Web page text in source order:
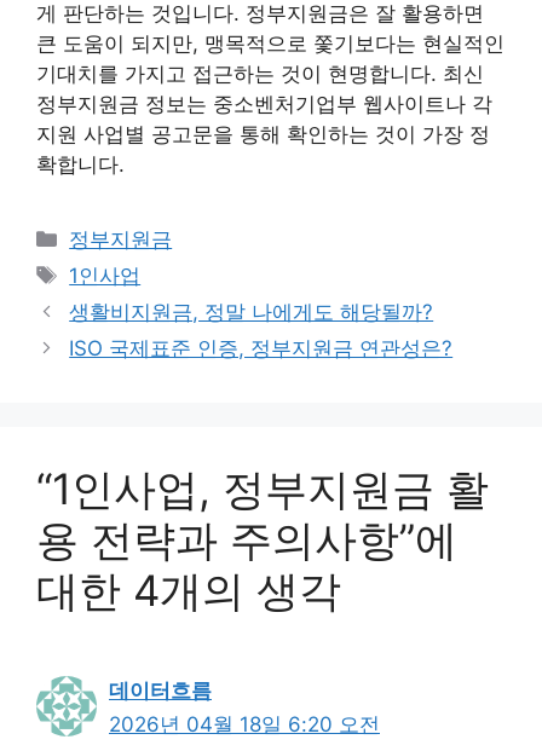
게 판단하는 것입니다. 정부지원금은 잘 활용하면
큰 도움이 되지만, 맹목적으로 쫓기보다는 현실적인
기대치를 가지고 접근하는 것이 현명합니다. 최신
정부지원금 정보는 중소벤처기업부 웹사이트나 각
지원 사업별 공고문을 통해 확인하는 것이 가장 정
확합니다.
카
테
리
정부지원금
태
그
1인사업
생활비지원금, 정말 나에게도 해당될까?
ISO 국제표준 인증, 정부지원금 연관성은?
“1인사업, 정부지원금 활
용 전략과 주의사항”에
대한 4개의 생각
데이터흐름
2026년 04월 18일 6:20 오전